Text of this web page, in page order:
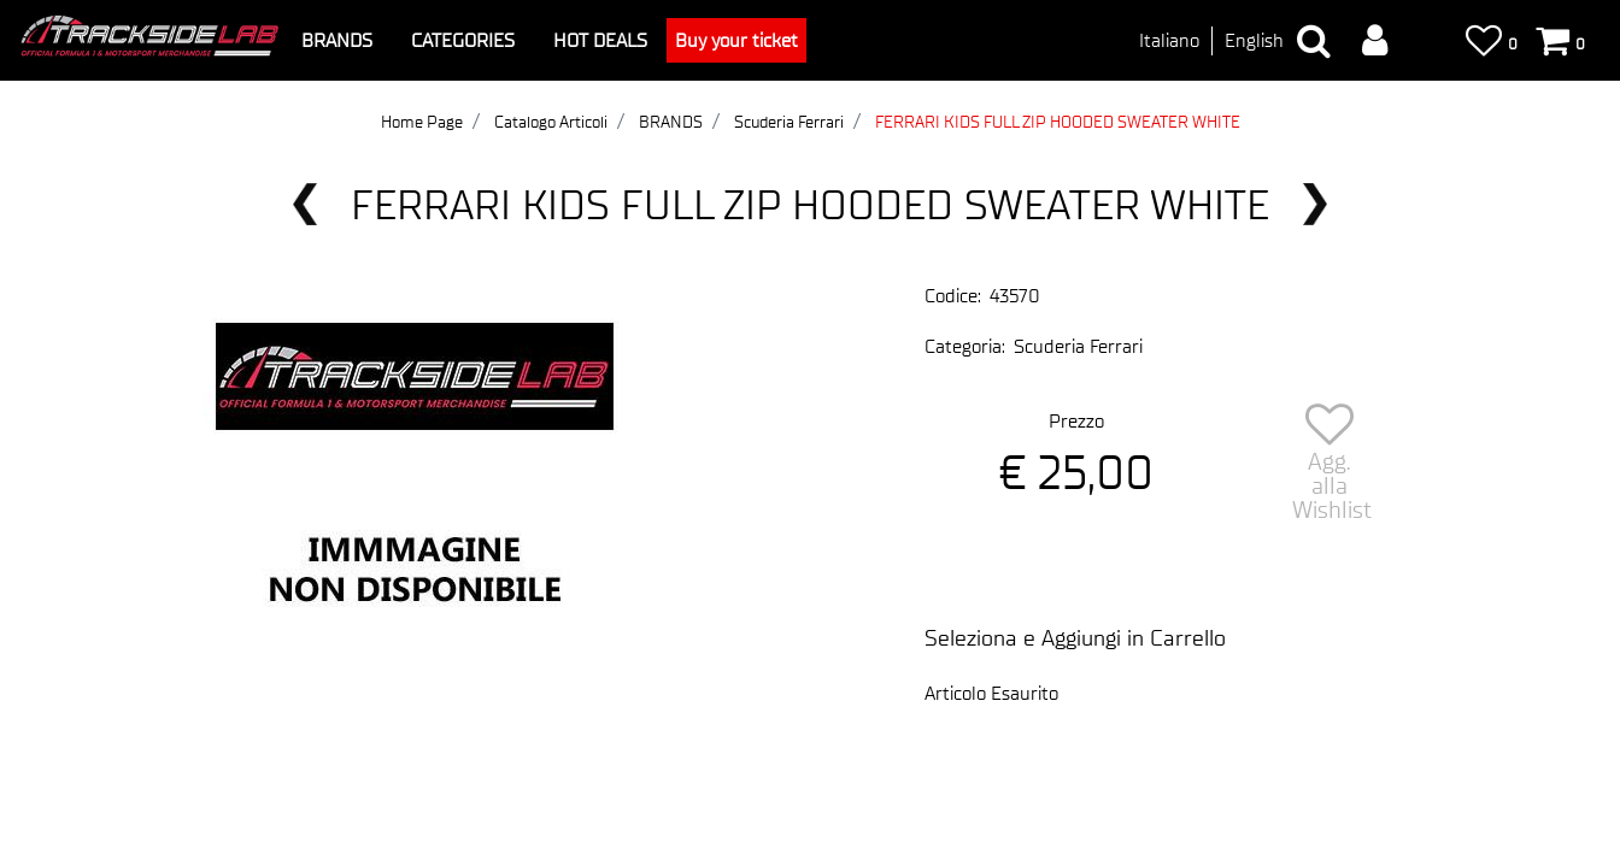
BRANDS CATEGORIES HOT DEALS Buy your ticket Italiano English 0 0
Home Page Catalogo Articoli BRANDS Scuderia Ferrari FERRARI KIDS FULL ZIP HOODED SWEATER WHITE
FERRARI KIDS FULL ZIP HOODED SWEATER WHITE
Codice: 43570
Categoria: Scuderia Ferrari
Prezzo
€ 25,00
Agg.
alla
Wishlist
Seleziona e Aggiungi in Carrello
Articolo Esaurito